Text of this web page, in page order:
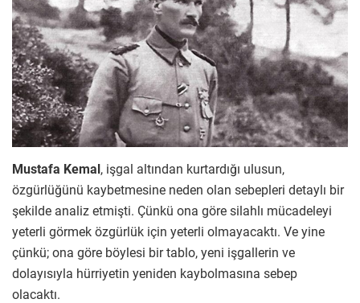
Mustafa Kemal, işgal altından kurtardığı ulusun,
özgürlüğünü kaybetmesine neden olan sebepleri detaylı bir
şekilde analiz etmişti. Çünkü ona göre silahlı mücadeleyi
yeterli görmek özgürlük için yeterli olmayacaktı. Ve yine
çünkü; ona göre böylesi bir tablo, yeni işgallerin ve
dolayısıyla hürriyetin yeniden kaybolmasına sebep
olacaktı.